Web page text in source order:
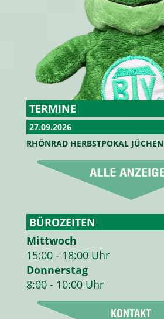
TERMINE
27.09.2026
RHÖNRAD HERBSTPOKAL JÜCHEN
BÜROZEITEN
Mittwoch
15:00 - 18:00 Uhr
Donnerstag
8:00 - 10:00 Uhr